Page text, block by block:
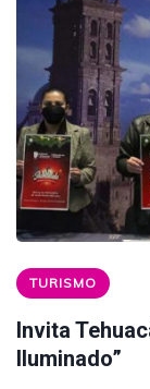
TURISMO
Invita
Iluminado”